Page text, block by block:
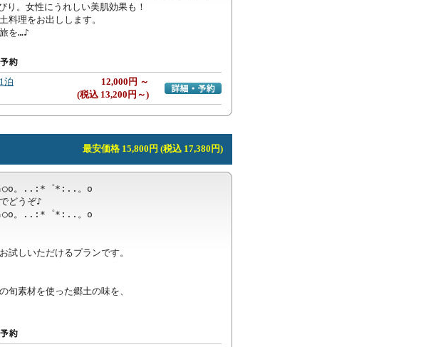
。女性にうれしい美肌効果も！
料理をお出しします。
を…♪
泊
12,000円 ～
(税込 13,200円～)
詳細・予約へ
最安価格 15,800円 (税込 17,380円)
。..:*゜*:..。o
どうぞ♪
。..:*゜*:..。o
試しいただけるプランです。
旬素材を使った郷土の味を、